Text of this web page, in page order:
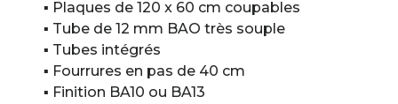
▪ Plaques de 120 x 60 cm coupables
▪ Tube de 12 mm BAO très souple
▪ Tubes intégrés
▪ Fourrures en pas de 40 cm
▪ Finition BA10 ou BA13